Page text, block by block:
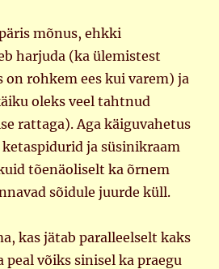
mõnus, ehkki
harjuda (ka ülemistest
on rohkem ees kui varem) ja
oleks veel tahtnud
rattaga). Aga käiguvahetus
ja süsinikraam
tõenäoliselt ka õrnem
sõidule juurde küll.
kas jätab paralleelselt kaks
võiks sinisel ka praegu